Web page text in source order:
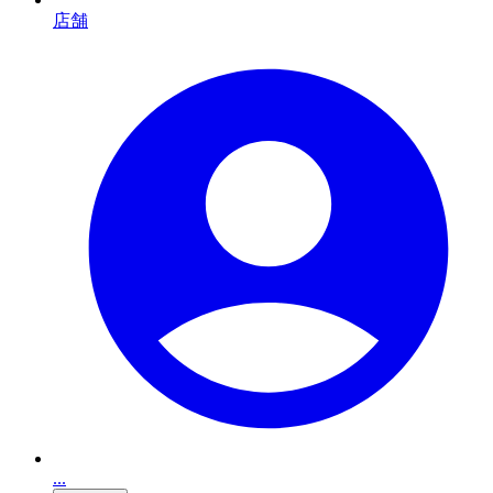
店舗
...